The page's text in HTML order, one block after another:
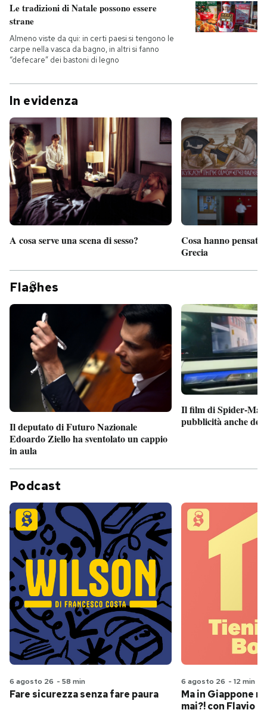
Le tradizioni di Natale possono essere
strane
Almeno viste da qui: in certi paesi si tengono le
carpe nella vasca da bagno, in altri si fanno
“defecare” dei bastoni di legno
In evidenza
A cosa serve una scena di sesso?
Cosa hanno pensato
Grecia
Fla hes
Il deputato di Futuro Nazionale
Edoardo Ziello ha sventolato un cappio
in aula
Il film di Spider-Man
pubblicità anche
Podcast
6 agosto 26 - 58 min
Fare sicurezza senza fare paura
6 agosto 26 - 12 min
Ma in Giappone
mai?! con Flavio